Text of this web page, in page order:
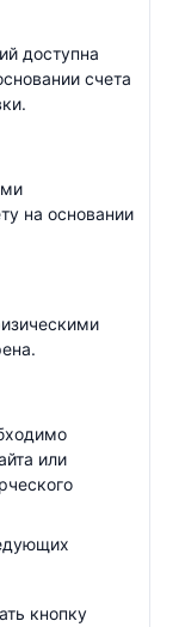
доступна
счета
на основании
или
кнопку